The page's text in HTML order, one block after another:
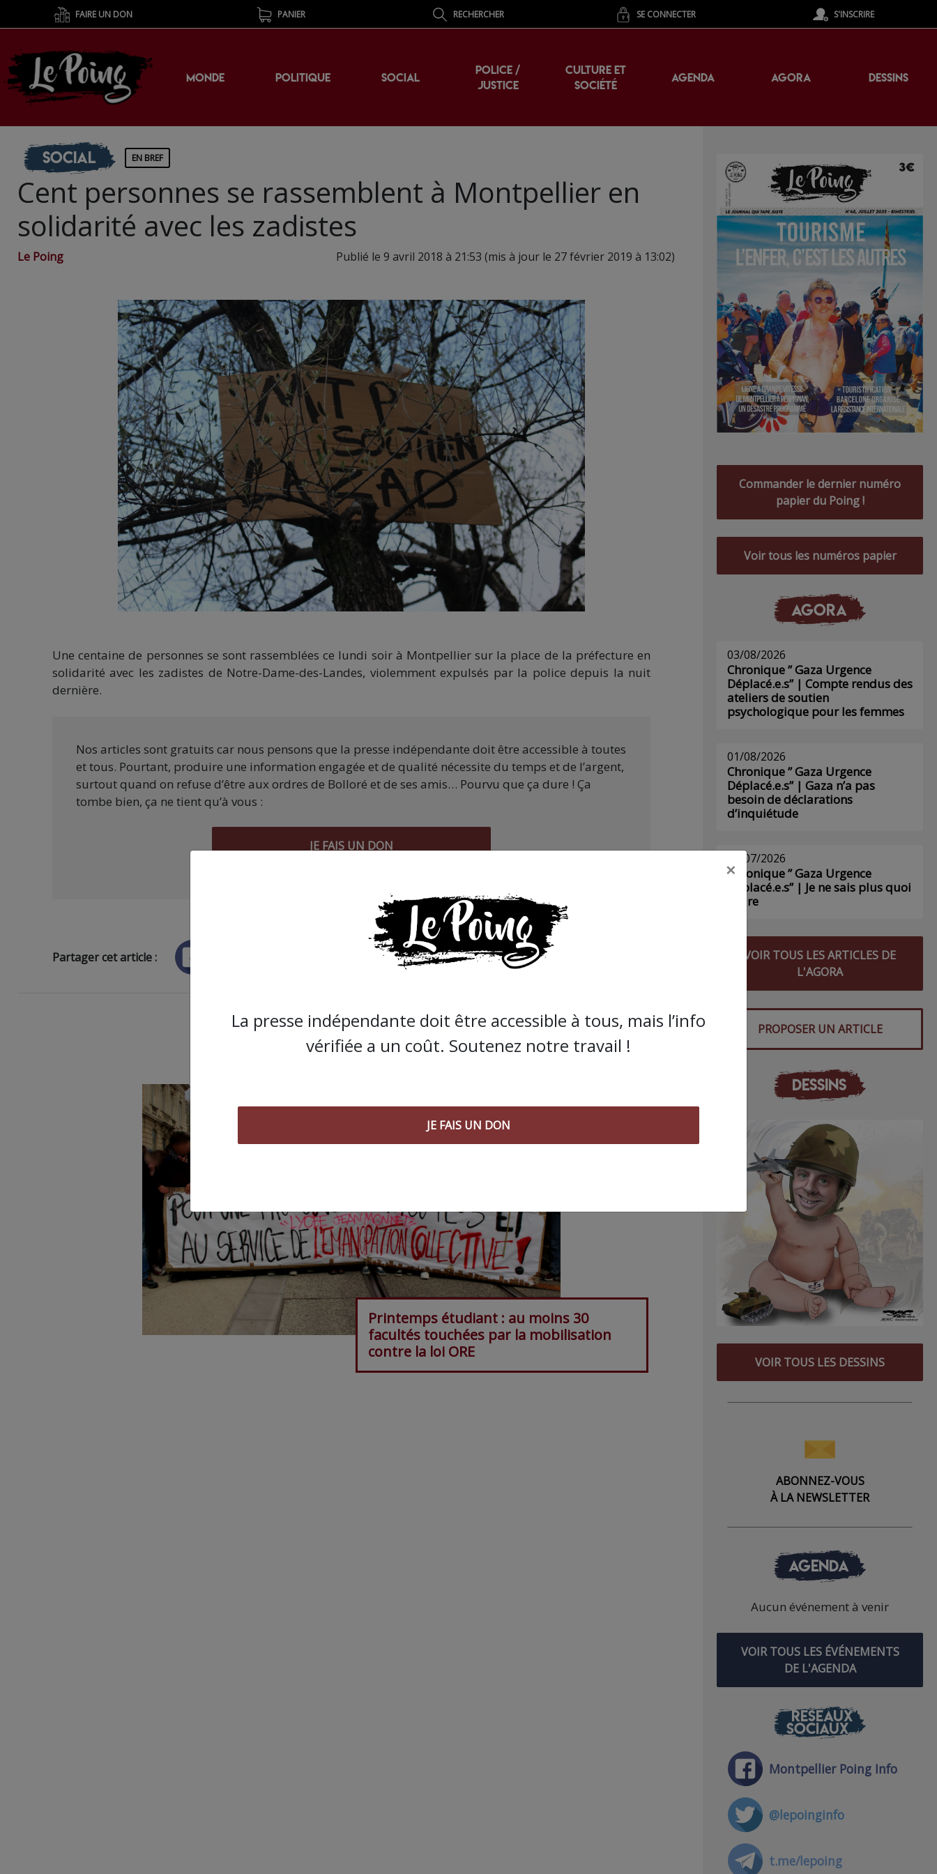
FAIRE UN DON PANIER RECHERCHER SE CONNECTER S'INSCRIRE
MONDE POLITIQUE SOCIAL
POLICE /
JUSTICE
CULTURE ET
SOCIÉTÉ
AGENDA AGORA DESSINS
Social EN BREF
Cent personnes se rassemblent à Montpellier en
solidarité avec les zadistes
Le Poing Publié le 9 avril 2018 à 21:53 (mis à jour le 27 février 2019 à 13:02)
Une centaine de personnes se sont rassemblées ce lundi soir à Montpellier sur la place de la préfecture en
solidarité avec les zadistes de Notre-Dame-des-Landes, violemment expulsés par la police depuis la nuit
dernière.
Nos articles sont gratuits car nous pensons que la presse indépendante doit être accessible à toutes
et tous. Pourtant, produire une information engagée et de qualité nécessite du temps et de l’argent,
surtout quand on refuse d’être aux ordres de Bolloré et de ses amis… Pourvu que ça dure ! Ça
tombe bien, ça ne tient qu’à vous :
JE FAIS UN DON
Partager cet article :
ARTICLE SUIVANT :
Printemps étudiant : au moins 30
facultés touchées par la mobilisation
contre la loi ORE
Commander le dernier numéro
papier du Poing !
Voir tous les numéros papier
AGORA
03/08/2026
Chronique ” Gaza Urgence
Déplacé.e.s” | Compte rendus des
ateliers de soutien
psychologique pour les femmes
01/08/2026
Chronique ” Gaza Urgence
Déplacé.e.s” | Gaza n’a pas
besoin de déclarations
d’inquiétude
29/07/2026
Chronique ” Gaza Urgence
Déplacé.e.s” | Je ne sais plus quoi
écrire
VOIR TOUS LES ARTICLES DE
L'AGORA
PROPOSER UN ARTICLE
DESSINS
VOIR TOUS LES DESSINS
ABONNEZ-VOUS
À LA NEWSLETTER
AGENDA
Aucun événement à venir
VOIR TOUS LES ÉVÉNEMENTS
DE L'AGENDA
RÉSEAUX
SOCIAUX
Montpellier Poing Info
@lepoinginfo
t.me/lepoing
×
La presse indépendante doit être accessible à tous, mais l’info
vérifiée a un coût. Soutenez notre travail !
JE FAIS UN DON